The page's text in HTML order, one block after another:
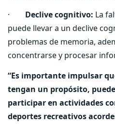
· Declive cognitivo: La
puede llevar a un declive
problemas de memoria,
concentrarse y procesar
“Es importante impulsar
tengan un propósito,
participar en actividades
deportes recreativos